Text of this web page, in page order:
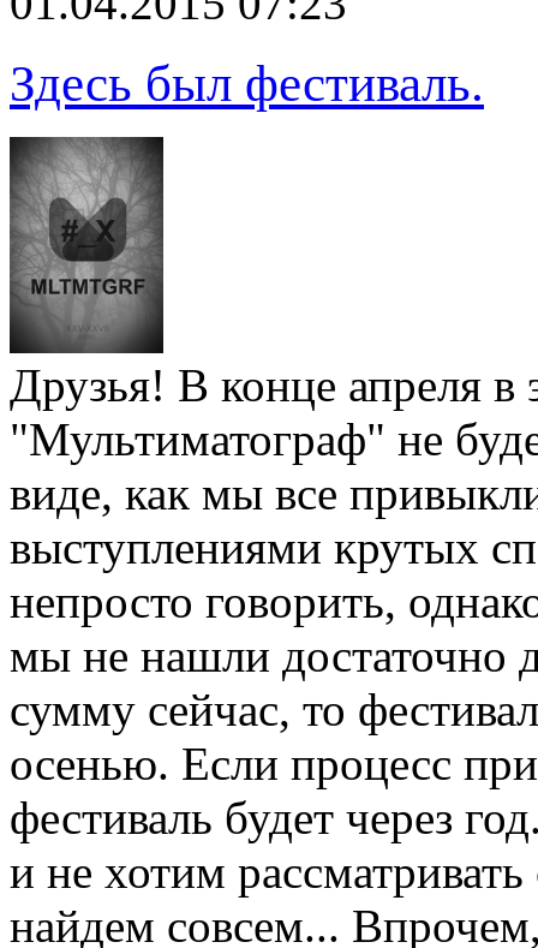
Здесь был фестиваль.
Друзья! В конце апреля в
"Мультиматограф" не
виде, как мы все
выступлениями крутых
непросто говорить,
мы не нашли достаточно
сумму сейчас, то
осенью. Если процесс
фестиваль будет через
и не хотим
найдем совсем...